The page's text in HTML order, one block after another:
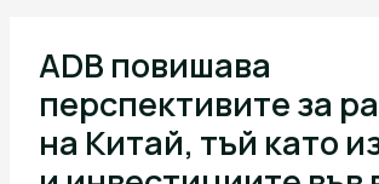
ADB повишава
перспективите за
на Китай, тъй като